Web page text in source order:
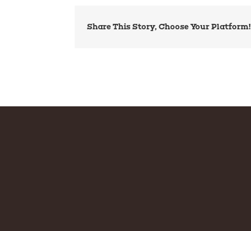
Share This Story, Choose Your Platform!